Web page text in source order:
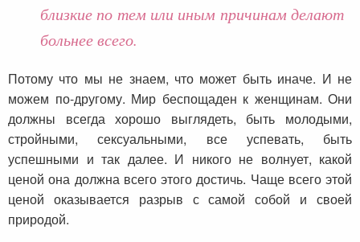
близкие по тем или иным причинам делают
больнее всего.
Потому что мы не знаем, что может быть иначе. И не
можем по-другому. Мир беспощаден к женщинам. Они
должны всегда хорошо выглядеть, быть молодыми,
стройными, сексуальными, все успевать, быть
успешными и так далее. И никого не волнует, какой
ценой она должна всего этого достичь. Чаще всего этой
ценой оказывается разрыв с самой собой и своей
природой.